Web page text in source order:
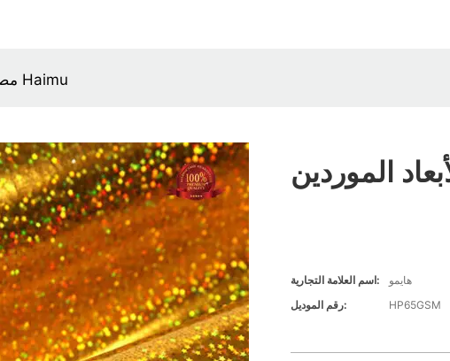
مصنعي الورق الثلاثية الأبعاد الموردين Haimu
اسم العلامة التجارية:
هايمو
رقم الموديل:
HP65GSM